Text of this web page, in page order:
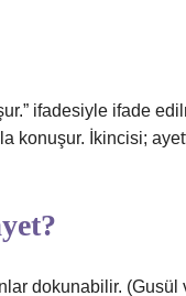
ifadesiyle ifade
konuşur. İkincisi;
dokunabilir.